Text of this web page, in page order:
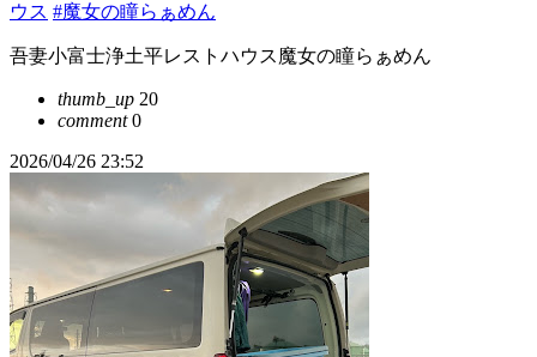
ウス #魔女の瞳らぁめん
吾妻小富士浄土平レストハウス魔女の瞳らぁめん
thumb_up 20
comment0
2026/04/26 23:52